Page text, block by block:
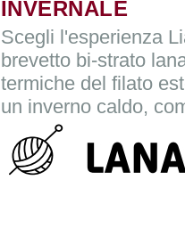
INVERNALE
Scegli l'esperienza
brevetto bi-strato
termiche del filato
un inverno caldo,